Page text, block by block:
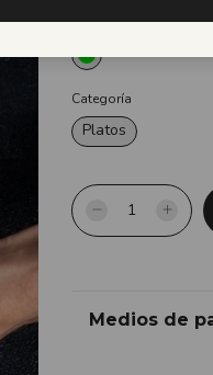
Color
Categoría
Platos
Medios de